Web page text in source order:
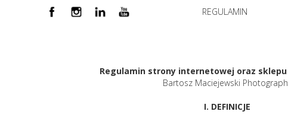
REGULAMIN
Regulamin strony internetowej oraz
Bartosz Maciejewski
I. DEFINICJE